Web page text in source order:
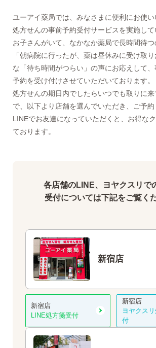
ユーアイ薬局では、みなさまに便利にお使
処方せんの事前予約受付サービスを実施し
お子さんがいて、なかなか薬局で長時間待
「朝病院に行ったが、薬は昼休みに受け取
な「待ち時間がつらい」の声にお応えして
予約を受け付けさせていただいております。
処方せんの期日内でしたらいつでも取りに
で、以下より店舗を選んでいただき、ご予約
LINEでお友達になっていただくと、お得な
ております。
各店舗のLINE、ヨヤクスリで
受付については下記をご覧く
新宿店
新宿店
LINE処方箋受付
新宿店
ヨヤクス
付